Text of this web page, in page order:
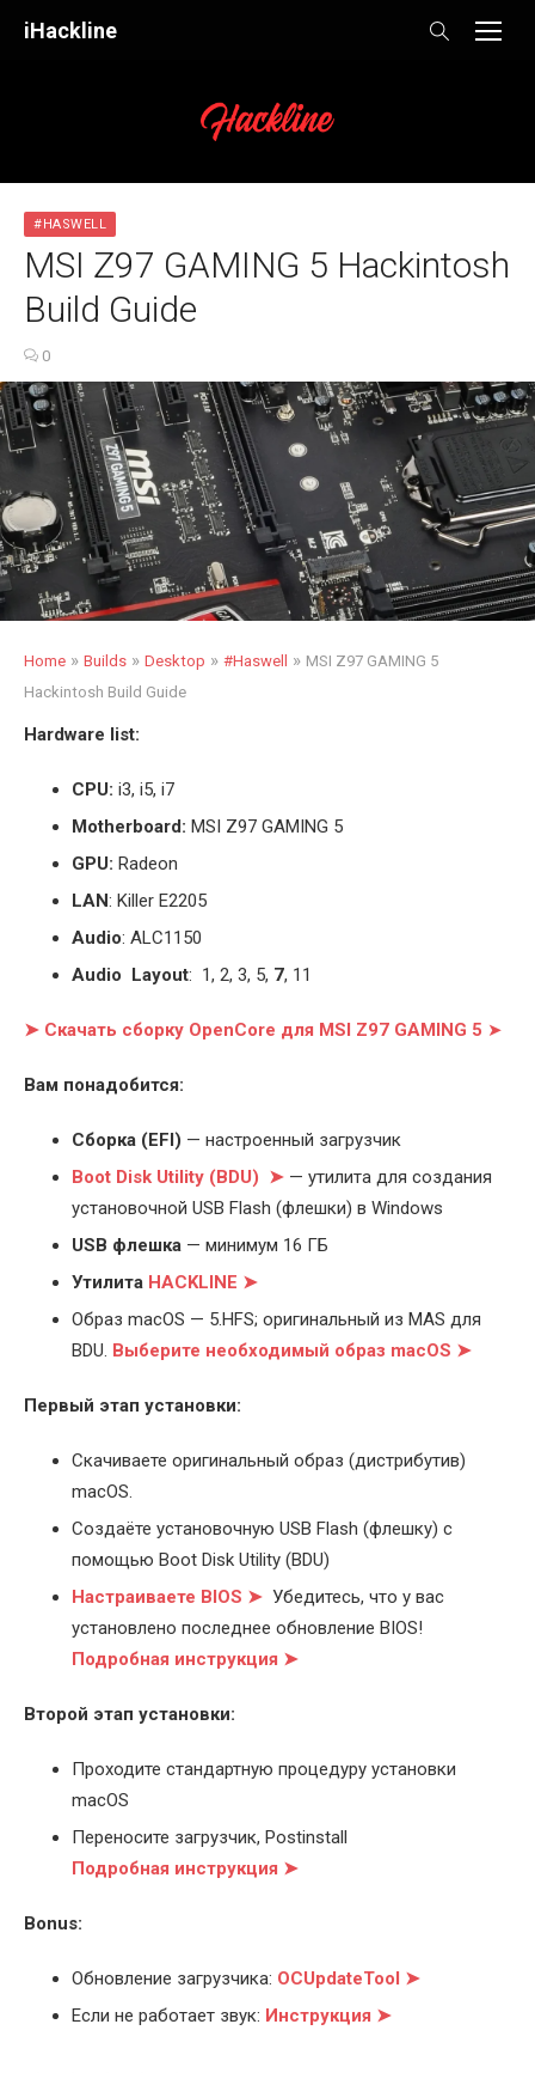
iHackline
#HASWELL
MSI Z97 GAMING 5 Hackintosh
Build Guide
0
Home » Builds » Desktop » #Haswell » MSI Z97 GAMING 5
Hackintosh Build Guide
Hardware list:
CPU: i3, i5, i7
Motherboard: MSI Z97 GAMING 5
GPU: Radeon
LAN: Killer E2205
Audio: ALC1150
Audio Layout: 1, 2, 3, 5, 7, 11
➤ Скачать сборку OpenCore для MSI Z97 GAMING 5 ➤
Вам понадобится:
Cборка (EFI) — настроенный загрузчик
Boot Disk Utility (BDU) ➤ — утилита для создания
установочной USB Flash (флешки) в Windows
USB флешка — минимум 16 ГБ
Утилита HACKLINE ➤
Образ macOS — 5.HFS; оригинальный из MAS для
BDU. Выберите необходимый образ macOS ➤
Первый этап установки:
Скачиваете оригинальный образ (дистрибутив)
macOS.
Создаёте установочную USB Flash (флешку) с
помощью Boot Disk Utility (BDU)
Настраиваете BIOS ➤ Убедитесь, что у вас
установлено последнее обновление BIOS!
Подробная инструкция ➤
Второй этап установки:
Проходите стандартную процедуру установки
macOS
Переносите загрузчик, Postinstall
Подробная инструкция ➤
Bonus:
Обновление загрузчика: OCUpdateTool ➤
Если не работает звук: Инструкция ➤